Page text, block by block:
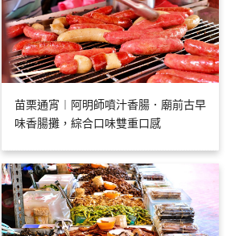
苗栗通宵︱阿明師噴汁香腸．廟前古早
味香腸攤，綜合口味雙重口感